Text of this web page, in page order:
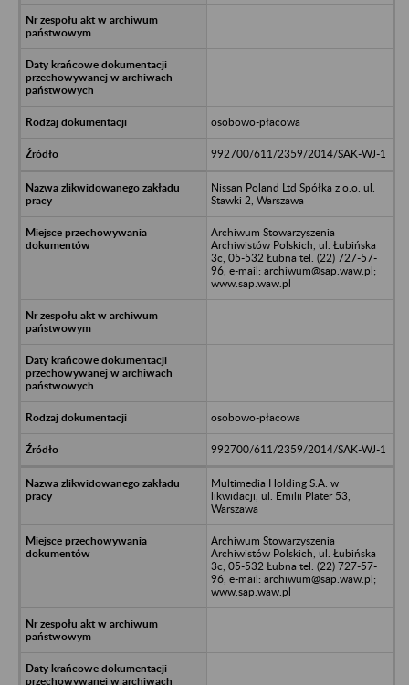
osobowo-płacowa
992700/611/2359/2014/SAK-WJ-1
Nissan Poland Ltd Spółka z o.o. ul.
Stawki 2, Warszawa
Archiwum Stowarzyszenia
Archiwistów Polskich, ul. Łubińska
3c, 05-532 Łubna tel. (22) 727-57-
96, e-mail: archiwum@sap.waw.pl;
www.sap.waw.pl
osobowo-płacowa
992700/611/2359/2014/SAK-WJ-1
Multimedia Holding S.A. w
likwidacji, ul. Emilii Plater 53,
Warszawa
Archiwum Stowarzyszenia
Archiwistów Polskich, ul. Łubińska
3c, 05-532 Łubna tel. (22) 727-57-
96, e-mail: archiwum@sap.waw.pl;
www.sap.waw.pl